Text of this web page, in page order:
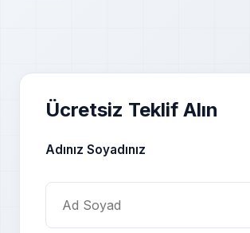
Ücretsiz Teklif Alın
Adınız Soyadınız